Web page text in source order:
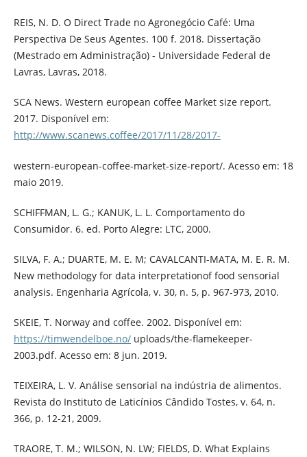
REIS, N. D. O Direct Trade no Agronegócio Café: Uma
Perspectiva De Seus Agentes. 100 f. 2018. Dissertação
(Mestrado em Administração) - Universidade Federal de
Lavras, Lavras, 2018.
SCA News. Western european coffee Market size report.
2017. Disponível em:
http://www.scanews.coffee/2017/11/28/2017-
western-european-coffee-market-size-report/. Acesso em: 18
maio 2019.
SCHIFFMAN, L. G.; KANUK, L. L. Comportamento do
Consumidor. 6. ed. Porto Alegre: LTC, 2000.
SILVA, F. A.; DUARTE, M. E. M; CAVALCANTI-MATA, M. E. R. M.
New methodology for data interpretationof food sensorial
analysis. Engenharia Agrícola, v. 30, n. 5, p. 967-973, 2010.
SKEIE, T. Norway and coffee. 2002. Disponível em:
https://timwendelboe.no/uploads/the-flamekeeper-
2003.pdf. Acesso em: 8 jun. 2019.
TEIXEIRA, L. V. Análise sensorial na indústria de alimentos.
Revista do Instituto de Laticínios Cândido Tostes, v. 64, n.
366, p. 12-21, 2009.
TRAORE, T. M.; WILSON, N. LW; FIELDS, D. What Explains